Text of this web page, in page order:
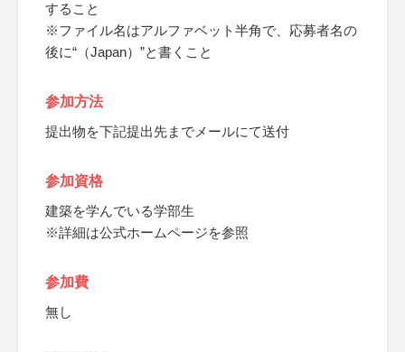
すること
※ファイル名はアルファベット半角で、応募者名の
後に“（Japan）”と書くこと
参加方法
提出物を下記提出先までメールにて送付
参加資格
建築を学んでいる学部生
※詳細は公式ホームページを参照
参加費
無し